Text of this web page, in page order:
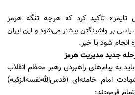
تایمز» تأکید کرد که هرچه تنگه هرمز
بر واشینگتن بیشتر می‌شود و این ایران
شود یا خیر.
جدید مدیریت هرمز
به پیام‌های راهبردی رهبر معظم انقلاب
امام خامنه‌ای (قدس‌الله‌نفسه‌الزکیه)
فرمودند: